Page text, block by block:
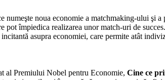
numeşte noua economie a matchmaking-ului
pot împiedica realizarea unor match-uri de succes.
asupra economiei, care permite atât
al Premiului Nobel pentru Economie, Cine ce